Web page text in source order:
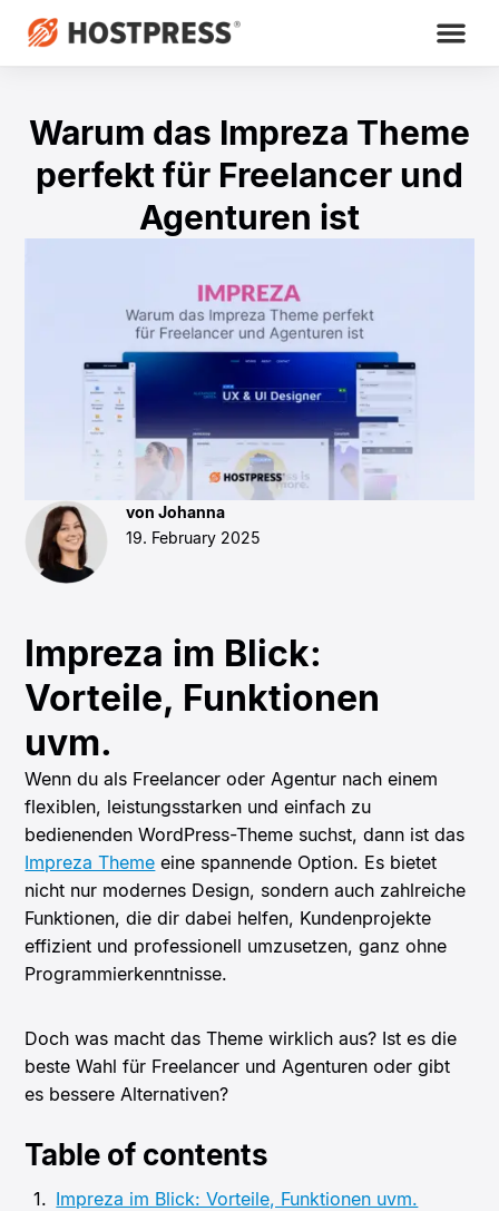
Warum das Impreza Theme
perfekt für Freelancer und
Agenturen ist
von Johanna
19. February 2025
Impreza im Blick:
Vorteile, Funktionen
uvm.
Wenn du als Freelancer oder Agentur nach einem
flexiblen, leistungsstarken und einfach zu
bedienenden WordPress-Theme suchst, dann ist das
Impreza Theme eine spannende Option. Es bietet
nicht nur modernes Design, sondern auch zahlreiche
Funktionen, die dir dabei helfen, Kundenprojekte
effizient und professionell umzusetzen, ganz ohne
Programmierkenntnisse.
Doch was macht das Theme wirklich aus? Ist es die
beste Wahl für Freelancer und Agenturen oder gibt
es bessere Alternativen?
Table of contents
Impreza im Blick: Vorteile, Funktionen uvm.